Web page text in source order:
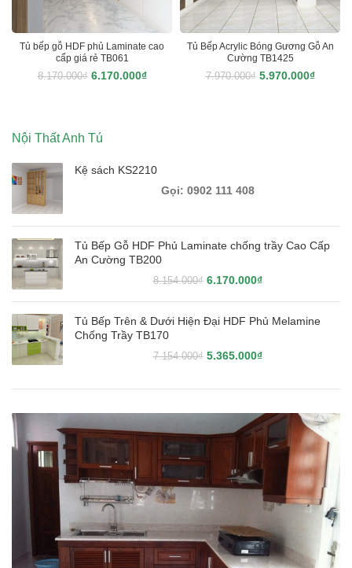
Nội Thất Anh Tú
Kệ sách KS2210
Tủ Bếp Gỗ HDF Phủ Laminate chống trầy Cao Cấp
An Cường TB200
8.154.000₫ 6.170.000₫
Tủ Bếp Trên & Dưới Hiện Đại HDF Phủ Melamine
Chống Trầy TB170
7.154.000₫ 5.365.000₫
Tủ bếp gỗ HDF phủ Laminate cao
cấp giá rẻ TB061
8.170.000₫ 6.170.000₫
Tủ Bếp Acrylic Bóng Gương Gỗ An
Cường TB1425
7.970.000₫ 5.970.000₫